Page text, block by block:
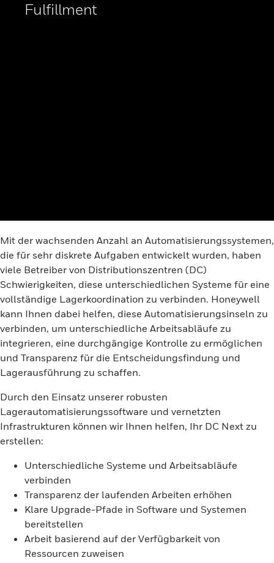
Fulfillment
Mit der wachsenden Anzahl an Automatisierungssystemen,
die für sehr diskrete Aufgaben entwickelt wurden, haben
viele Betreiber von Distributionszentren (DC)
Schwierigkeiten, diese unterschiedlichen Systeme für eine
vollständige Lagerkoordination zu verbinden. Honeywell
kann Ihnen dabei helfen, diese Automatisierungsinseln zu
verbinden, um unterschiedliche Arbeitsabläufe zu
integrieren, eine durchgängige Kontrolle zu ermöglichen
und Transparenz für die Entscheidungsfindung und
Lagerausführung zu schaffen.
Durch den Einsatz unserer robusten
Lagerautomatisierungssoftware und vernetzten
Infrastrukturen können wir Ihnen helfen, Ihr DC Next zu
erstellen:
Unterschiedliche Systeme und Arbeitsabläufe
verbinden
Transparenz der laufenden Arbeiten erhöhen
Klare Upgrade-Pfade in Software und Systemen
bereitstellen
Arbeit basierend auf der Verfügbarkeit von
Ressourcen zuweisen